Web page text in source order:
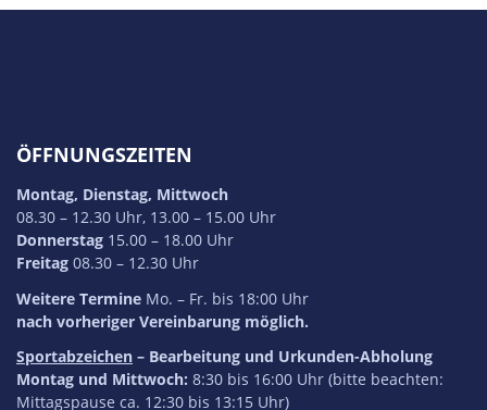
ÖFFNUNGSZEITEN
Montag, Dienstag, Mittwoch
08.30 – 12.30 Uhr, 13.00 – 15.00 Uhr
Donnerstag 15.00 – 18.00 Uhr
Freitag 08.30 – 12.30 Uhr
Weitere Termine Mo. – Fr. bis 18:00 Uhr
nach vorheriger Vereinbarung möglich.
Sportabzeichen – Bearbeitung und Urkunden-Abholung
Montag und Mittwoch: 8:30 bis 16:00 Uhr (bitte beachten:
Mittagspause ca. 12:30 bis 13:15 Uhr)